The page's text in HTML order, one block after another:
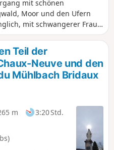
mit schönen
Moor und den Ufern
mit schwangerer Frau
Teil der
Neuve und den
Mühl­bach Bridaux
m
3:20 Std.